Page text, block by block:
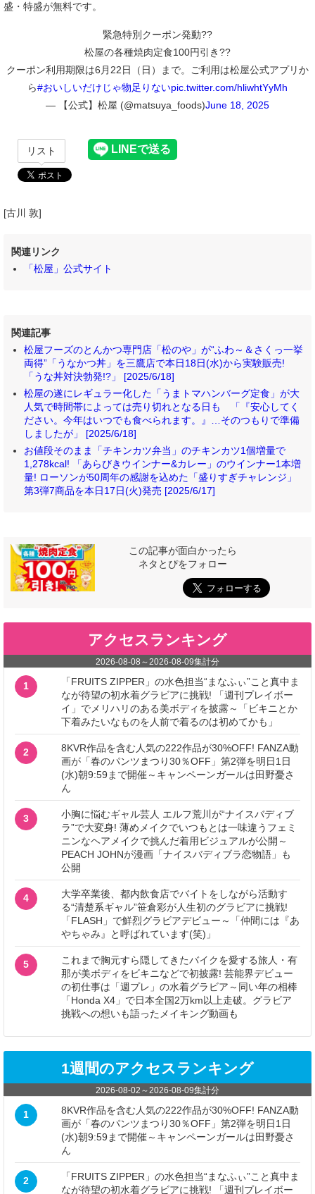
盛・特盛が無料です。
緊急特別クーポン発動??
松屋の各種焼肉定食100円引き??
クーポン利用期限は6月22日（日）まで。ご利用は松屋公式アプリか
ら#おいしいだけじゃ物足りないpic.twitter.com/hliwhtYyMh
— 【公式】松屋 (@matsuya_foods)June 18, 2025
リスト
[古川 敦]
関連リンク
「松屋」公式サイト
関連記事
松屋フーズのとんかつ専門店「松のや」が“ふわ～＆さくっ一挙
両得”「うなかつ丼」を三鷹店で本日18日(水)から実験販売!
「うな丼対決勃発!?」 [2025/6/18]
松屋の遂にレギュラー化した「うまトマハンバーグ定食」が大
人気で時間帯によっては売り切れとなる日も 「『安心してく
ださい。今年はいつでも食べられます。』…そのつもりで準備
しましたが」 [2025/6/18]
お値段そのまま「チキンカツ弁当」のチキンカツ1個増量で
1,278kcal! 「あらびきウインナー&カレー」のウインナー1本増
量! ローソンが50周年の感謝を込めた「盛りすぎチャレンジ」
第3弾7商品を本日17日(火)発売 [2025/6/17]
この記事が面白かったら
ネタとぴをフォロー
アクセスランキング
2026-08-08 ～2026-08-09集計分
1
「FRUITS ZIPPER」の水色担当“まなふぃ”こと真中ま
なが待望の初水着グラビアに挑戦! 「週刊プレイボー
イ」でメリハリのある美ボディを披露～「ビキニとか
下着みたいなものを人前で着るのは初めてかも」
2
8KVR作品を含む人気の222作品が30%OFF! FANZA動
画が「春のパンツまつり30％OFF」第2弾を明日1日
(水)朝9:59まで開催～キャンペーンガールは田野憂さ
ん
3
小胸に悩むギャル芸人 エルフ荒川が“ナイスバディブ
ラ”で大変身! 薄めメイクでいつもとは一味違うフェミ
ニンなヘアメイクで挑んだ着用ビジュアルが公開～
PEACH JOHNが漫画「ナイスバディブラ恋物語」も
公開
4
大学卒業後、都内飲食店でバイトをしながら活動す
る“清楚系ギャル”笹倉彩が人生初のグラビアに挑戦!
「FLASH」で鮮烈グラビアデビュー～「仲間には『あ
やちゃみ』と呼ばれています(笑)」
5
これまで胸元すら隠してきたバイクを愛する旅人・有
那が美ボディをビキニなどで初披露! 芸能界デビュー
の初仕事は「週プレ」の水着グラビア～同い年の相棒
「Honda X4」で日本全国2万km以上走破。グラビア
挑戦への想いも語ったメイキング動画も
1週間のアクセスランキング
2026-08-02 ～2026-08-09集計分
1
8KVR作品を含む人気の222作品が30%OFF! FANZA動
画が「春のパンツまつり30％OFF」第2弾を明日1日
(水)朝9:59まで開催～キャンペーンガールは田野憂さ
ん
2
「FRUITS ZIPPER」の水色担当“まなふぃ”こと真中ま
なが待望の初水着グラビアに挑戦! 「週刊プレイボー